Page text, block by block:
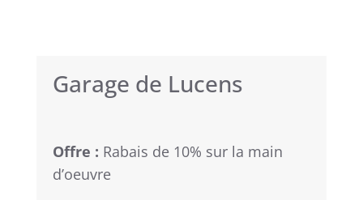
Garage de Lucens
Offre : Rabais de 10% sur la main
d’oeuvre